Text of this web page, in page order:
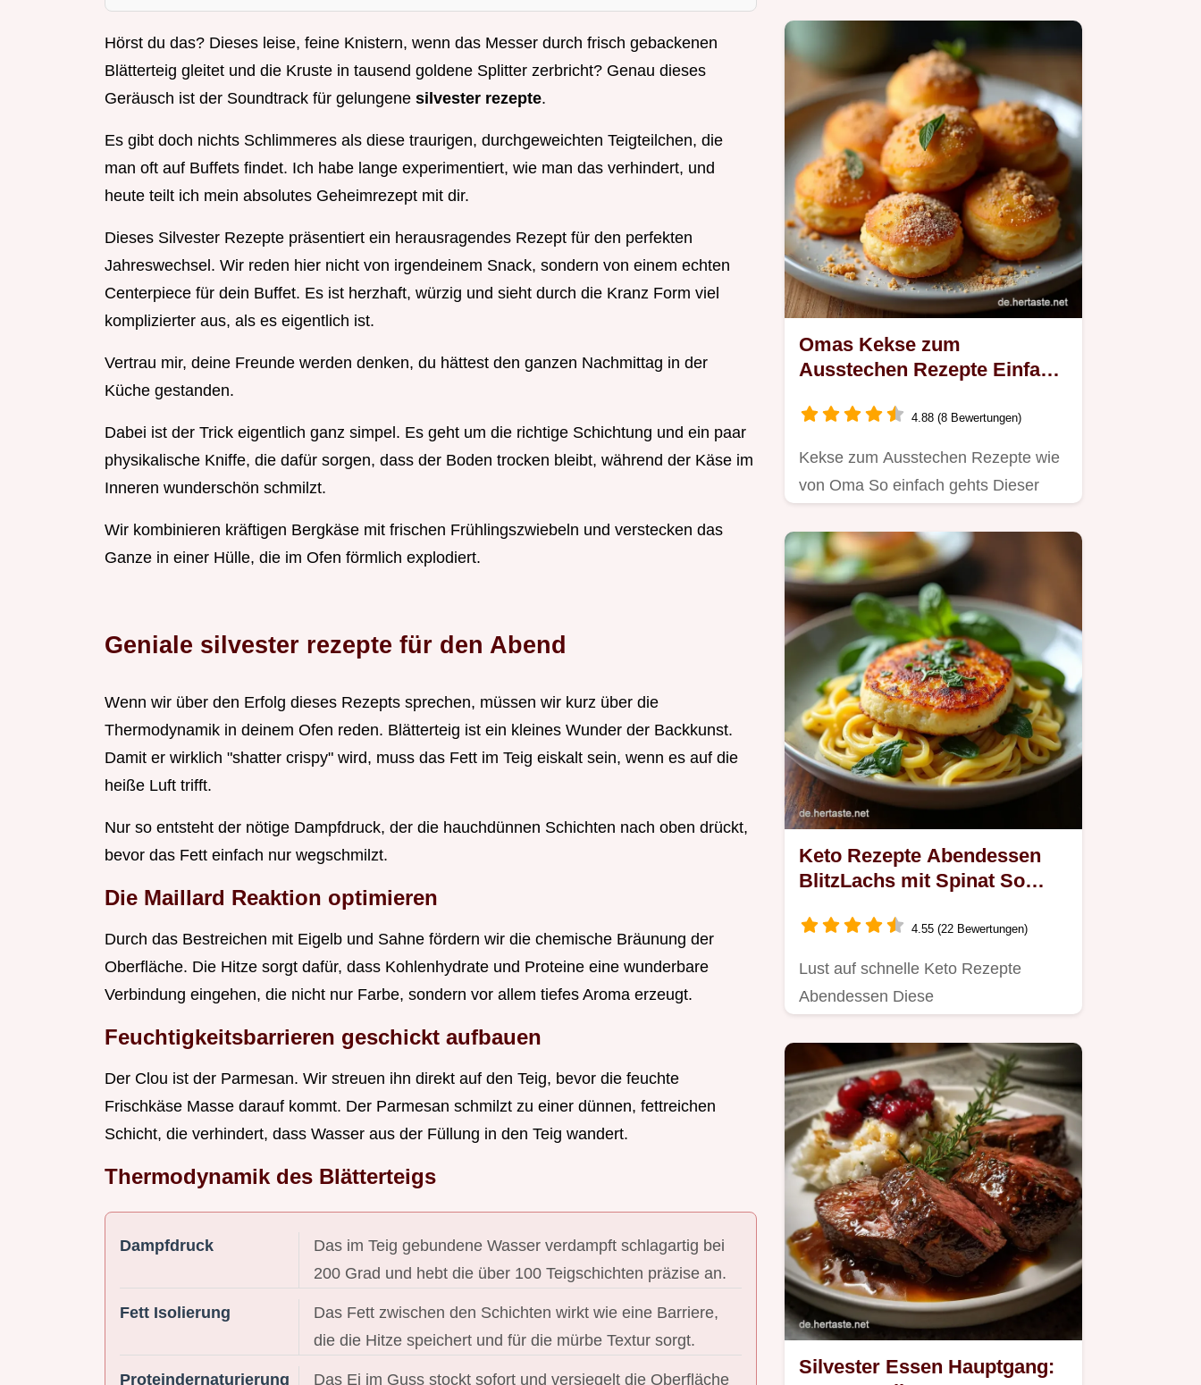
Hörst du das? Dieses leise, feine Knistern, wenn das Messer durch frisch gebackenen
Blätterteig gleitet und die Kruste in tausend goldene Splitter zerbricht? Genau dieses
Geräusch ist der Soundtrack für gelungene silvester rezepte.
Es gibt doch nichts Schlimmeres als diese traurigen, durchgeweichten Teigteilchen, die
man oft auf Buffets findet. Ich habe lange experimentiert, wie man das verhindert, und
heute teilt ich mein absolutes Geheimrezept mit dir.
Dieses Silvester Rezepte präsentiert ein herausragendes Rezept für den perfekten
Jahreswechsel. Wir reden hier nicht von irgendeinem Snack, sondern von einem echten
Centerpiece für dein Buffet. Es ist herzhaft, würzig und sieht durch die Kranz Form viel
komplizierter aus, als es eigentlich ist.
Vertrau mir, deine Freunde werden denken, du hättest den ganzen Nachmittag in der
Küche gestanden.
Dabei ist der Trick eigentlich ganz simpel. Es geht um die richtige Schichtung und ein paar
physikalische Kniffe, die dafür sorgen, dass der Boden trocken bleibt, während der Käse im
Inneren wunderschön schmilzt.
Wir kombinieren kräftigen Bergkäse mit frischen Frühlingszwiebeln und verstecken das
Ganze in einer Hülle, die im Ofen förmlich explodiert.
Geniale silvester rezepte für den Abend
Wenn wir über den Erfolg dieses Rezepts sprechen, müssen wir kurz über die
Thermodynamik in deinem Ofen reden. Blätterteig ist ein kleines Wunder der Backkunst.
Damit er wirklich "shatter crispy" wird, muss das Fett im Teig eiskalt sein, wenn es auf die
heiße Luft trifft.
Nur so entsteht der nötige Dampfdruck, der die hauchdünnen Schichten nach oben drückt,
bevor das Fett einfach nur wegschmilzt.
Die Maillard Reaktion optimieren
Durch das Bestreichen mit Eigelb und Sahne fördern wir die chemische Bräunung der
Oberfläche. Die Hitze sorgt dafür, dass Kohlenhydrate und Proteine eine wunderbare
Verbindung eingehen, die nicht nur Farbe, sondern vor allem tiefes Aroma erzeugt.
Feuchtigkeitsbarrieren geschickt aufbauen
Der Clou ist der Parmesan. Wir streuen ihn direkt auf den Teig, bevor die feuchte
Frischkäse Masse darauf kommt. Der Parmesan schmilzt zu einer dünnen, fettreichen
Schicht, die verhindert, dass Wasser aus der Füllung in den Teig wandert.
Thermodynamik des Blätterteigs
Dampfdruck
Das im Teig gebundene Wasser verdampft schlagartig bei
200 Grad und hebt die über 100 Teigschichten präzise an.
Fett Isolierung
Das Fett zwischen den Schichten wirkt wie eine Barriere,
die die Hitze speichert und für die mürbe Textur sorgt.
Proteindernaturierung Das Ei im Guss stockt sofort und versiegelt die Oberfläche
Omas Kekse zum
Ausstechen Rezepte Einfach
4.88 (8 Bewertungen)
Kekse zum Ausstechen Rezepte wie
von Oma So einfach gehts Dieser
Keto Rezepte Abendessen
BlitzLachs mit Spinat So
4.55 (22 Bewertungen)
Lust auf schnelle Keto Rezepte
Abendessen Diese
super lecker…
Silvester Essen Hauptgang: